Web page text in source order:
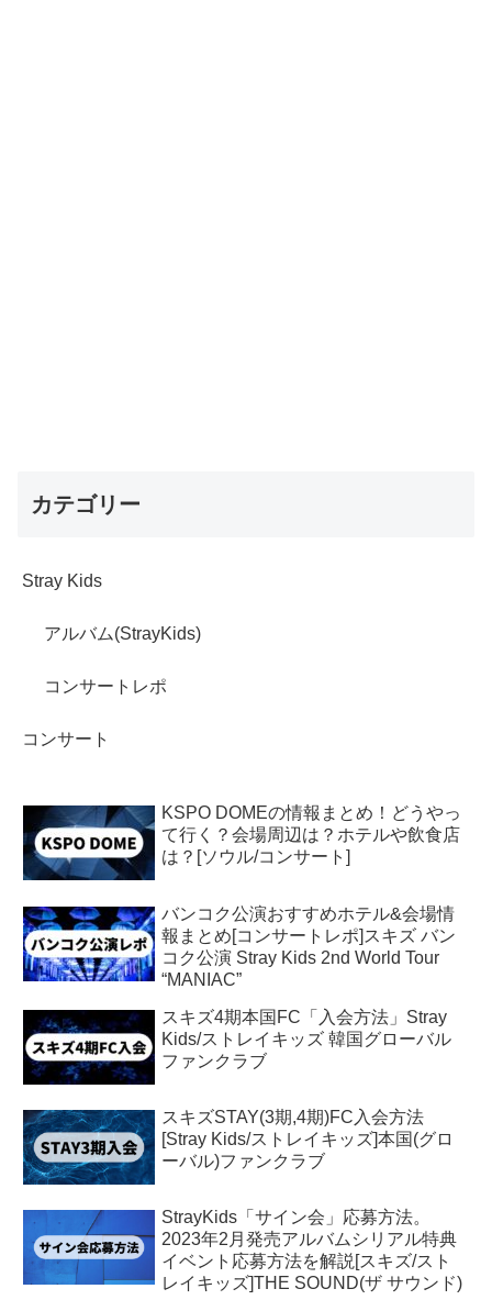
カテゴリー
Stray Kids
アルバム(StrayKids)
コンサートレポ
コンサート
KSPO DOMEの情報まとめ！どうやっ
て行く？会場周辺は？ホテルや飲食店
は？[ソウル/コンサート]
バンコク公演おすすめホテル&会場情
報まとめ[コンサートレポ]スキズ バン
コク公演 Stray Kids 2nd World Tour
“MANIAC”
スキズ4期本国FC「入会方法」Stray
Kids/ストレイキッズ 韓国グローバル
ファンクラブ
スキズSTAY(3期,4期)FC入会方法
[Stray Kids/ストレイキッズ]本国(グロ
ーバル)ファンクラブ
StrayKids「サイン会」応募方法。
2023年2月発売アルバムシリアル特典
イベント応募方法を解説[スキズ/スト
レイキッズ]THE SOUND(ザ サウンド)